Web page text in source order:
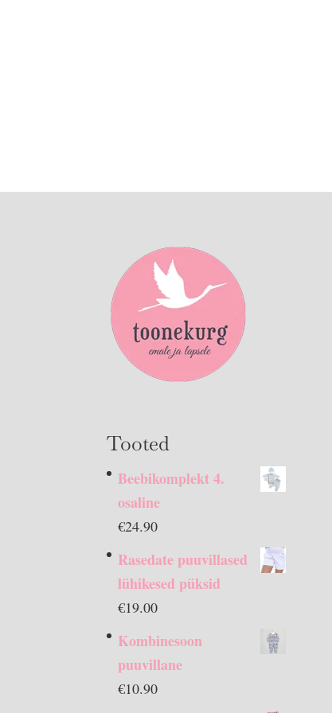
Tooted
Beebikomplekt 4.
osaline
€24.90
Rasedate puuvillased
lühikesed püksid
€19.00
Kombinesoon
puuvillane
€10.90